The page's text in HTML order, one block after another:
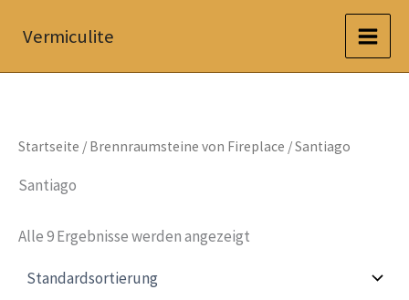
InhaltVermiculite
Startseite / Brennraumsteine von Fireplace / Santiago
Santiago
Alle 9 Ergebnisse werden angezeigt